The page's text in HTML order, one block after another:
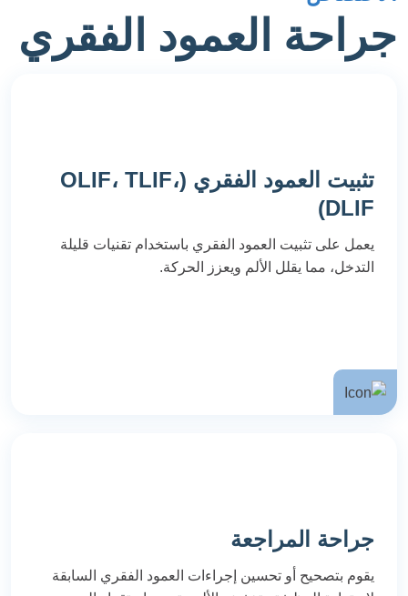
جراحة العمود الفقري
تثبيت العمود الفقري (OLIF، TLIF،
DLIF)
يعمل على تثبيت العمود الفقري باستخدام تقنيات قليلة
التدخل، مما يقلل الألم ويعزز الحركة.
جراحة المراجعة
يقوم بتصحيح أو تحسين إجراءات العمود الفقري السابقة